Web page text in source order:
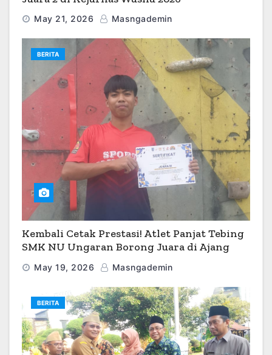
May 21, 2026 Masngademin
BERITA
Kembali Cetak Prestasi! Atlet Panjat Tebing
SMK NU Ungaran Borong Juara di Ajang
May 19, 2026 Masngademin
BERITA